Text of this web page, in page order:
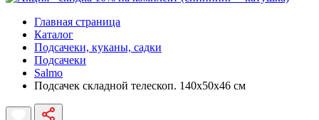
Главная страница
Каталог
Подсачеки, куканы, садки
Подсачеки
Salmo
Подсачек складной телескоп. 140x50x46 см